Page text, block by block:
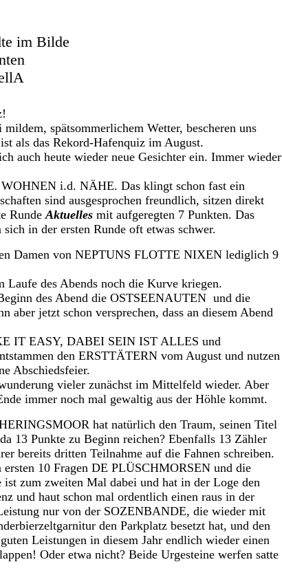
im Bilde
spätsommerlichem Wetter, bescheren uns
als das Rekord-Hafenquiz im August.
auch heute wieder neue Gesichter ein. Immer wieder
i.d. NÄHE. Das klingt schon fast ein
sind ausgesprochen freundlich, sitzen direkt
Runde Aktuelles mit aufgeregten 7 Punkten. Das
in der ersten Runde oft etwas schwer.
Damen von NEPTUNS FLOTTE NIXEN lediglich 9
Laufe des Abends noch die Kurve kriegen.
des Abend die OSTSEENAUTEN und die
jetzt schon versprechen, dass an diesem Abend
IT EASY, DABEI SEIN IST ALLES und
den ERSTTÄTERN vom August und nutzen
Abschiedsfeier.
vieler zunächst im Mittelfeld wieder. Aber
immer noch mal gewaltig aus der Höhle kommt.
hat natürlich den Traum, seinen Titel
13 Punkte zu Beginn reichen? Ebenfalls 13 Zähler
bereits dritten Teilnahme auf die Fahnen schreiben.
10 Fragen DE PLÜSCHMORSEN und die
zum zweiten Mal dabei und hat in der Loge den
und haut schon mal ordentlich einen raus in der
nur von der SOZENBANDE, die wieder mit
den Parkplatz besetzt hat, und den
Leistungen in diesem Jahr endlich wieder einen
Oder etwa nicht? Beide Urgesteine werfen satte